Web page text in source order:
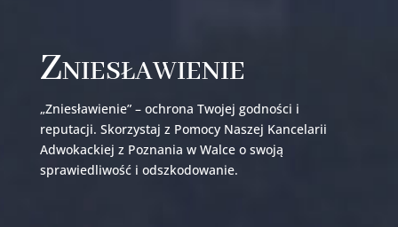
Zniesławienie
„Zniesławienie” – ochrona Twojej godności i
reputacji. Skorzystaj z Pomocy Naszej Kancelarii
Adwokackiej z Poznania w Walce o swoją
sprawiedliwość i odszkodowanie.